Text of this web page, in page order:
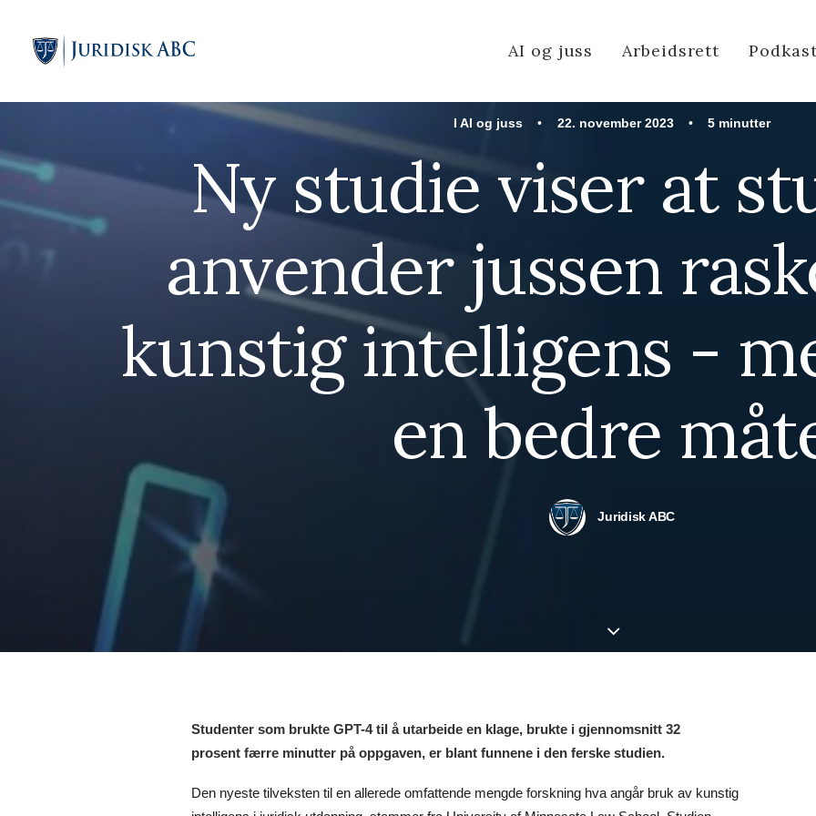
AI og juss Arbeidsrett
IAI og juss • 22. november 2023 • 5 minutter
Ny studie viser at
anvender jussen
kunstig intelligens -
en bedre
Juridisk ABC
Studenter som brukte GPT-4 til å utarbeide en klage, brukte i gjennomsnitt 32
prosent færre minutter på oppgaven, er blant funnene i den ferske studien.
Den nyeste tilveksten til en allerede omfattende mengde forskning hva angår bruk av kunstig